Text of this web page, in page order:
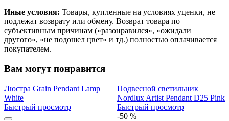
Иные условия: Товары, купленные на условиях уценки, не
подлежат возврату или обмену. Возврат товара по
субъективным причинам («разонравился», «ожидали
другого», «не подошел цвет» и тд.) полностью оплачивается
покупателем.
Вам могут понравится
Люстра Grain Pendant Lamp
White
Быстрый просмотр
Подвесной светильник
Nordlux Artist Pendant D25 Pink
Быстрый просмотр
-50 %